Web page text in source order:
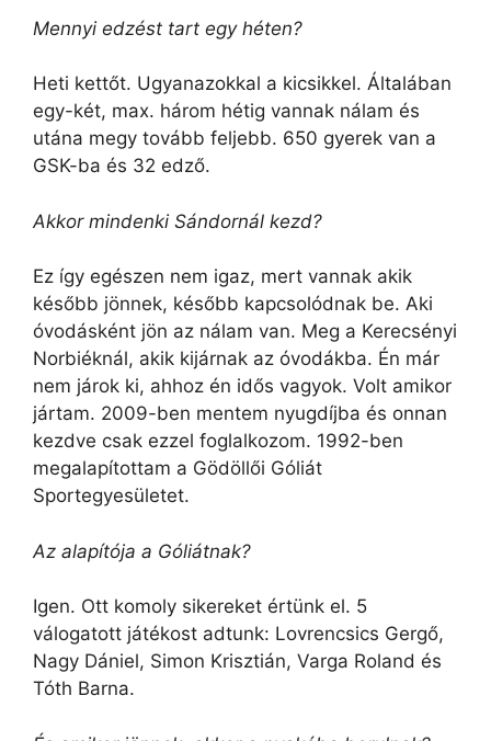
Mennyi edzést tart egy héten?
Heti kettőt. Ugyanazokkal a kicsikkel. Általában
egy-két, max. három hétig vannak nálam és
utána megy tovább feljebb. 650 gyerek van a
GSK-ba és 32 edző.
Akkor mindenki Sándornál kezd?
Ez így egészen nem igaz, mert vannak akik
később jönnek, később kapcsolódnak be. Aki
óvodásként jön az nálam van. Meg a Kerecsényi
Norbiéknál, akik kijárnak az óvodákba. Én már
nem járok ki, ahhoz én idős vagyok. Volt amikor
jártam. 2009-ben mentem nyugdíjba és onnan
kezdve csak ezzel foglalkozom. 1992-ben
megalapítottam a Gödöllői Góliát
Sportegyesületet.
Az alapítója a Góliátnak?
Igen. Ott komoly sikereket értünk el. 5
válogatott játékost adtunk: Lovrencsics Gergő,
Nagy Dániel, Simon Krisztián, Varga Roland és
Tóth Barna.